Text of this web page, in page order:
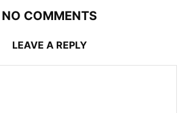
NO COMMENTS
LEAVE A REPLY